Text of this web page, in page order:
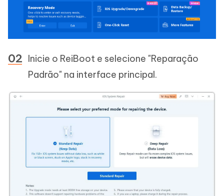
Inicie o ReiBoot e selecione "Reparação
Padrão" na interface principal.